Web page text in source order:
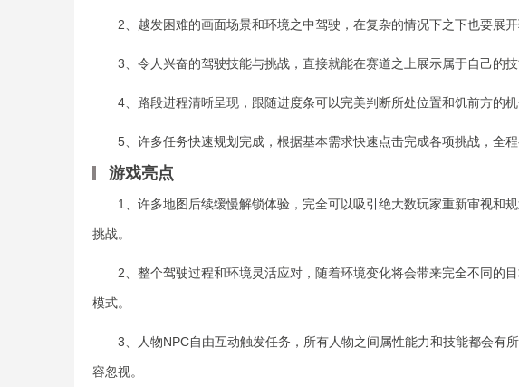
2、越发困难的画面场景和环境之中驾驶，在复杂的情况下之下也要展开
3、令人兴奋的驾驶技能与挑战，直接就能在赛道之上展示属于自己的技
4、路段进程清晰呈现，跟随进度条可以完美判断所处位置和饥前方的机
5、许多任务快速规划完成，根据基本需求快速点击完成各项挑战，全程
游戏亮点
1、许多地图后续缓慢解锁体验，完全可以吸引绝大数玩家重新审视和规
挑战。
2、整个驾驶过程和环境灵活应对，随着环境变化将会带来完全不同的
模式。
3、人物NPC自由互动触发任务，所有人物之间属性能力和技能都会有
容忽视。